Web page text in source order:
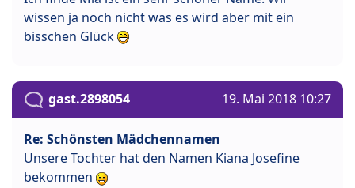
wissen ja noch nicht was es wird aber mit ein
bisschen Glück
gast.2898054 19. Mai 2018 10:27
Re: Schönsten Mädchennamen
Unsere Tochter hat den Namen Kiana Josefine
bekommen